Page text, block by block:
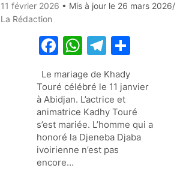
11 février 2026 • Mis à jour le 26 mars 2026
La Rédaction
F
c
e
b
o
o
W
at
s
A
p
p
T
el
e
gr
a
m
ta
g
er
Le mariage de Khady
Touré célébré le 11 janvier
à Abidjan. L’actrice et
animatrice Kadhy Touré
s’est mariée. L’homme qui a
honoré la Djeneba Djaba
ivoirienne n’est pas
encore…